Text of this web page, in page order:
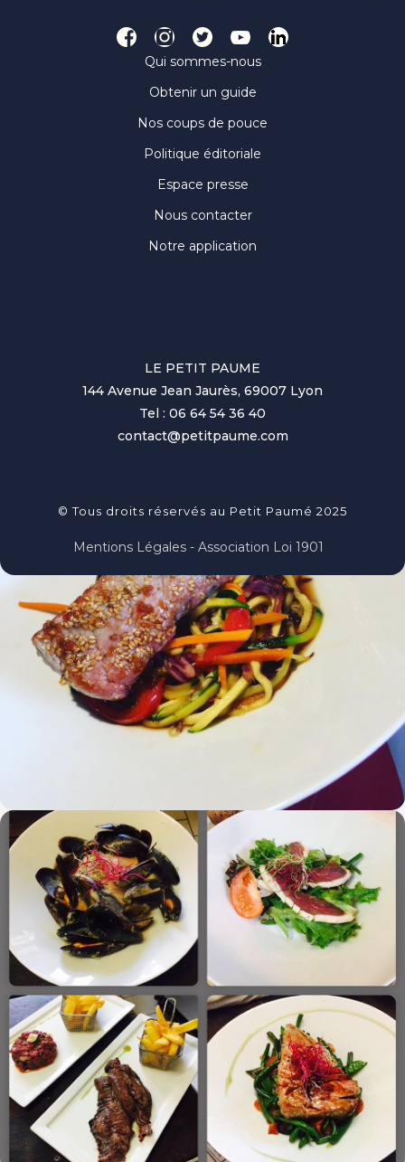
Qui sommes-nous
Obtenir un guide
Nos coups de pouce
Politique éditoriale
Espace presse
Nous contacter
Notre application
LE PETIT PAUME
144 Avenue Jean Jaurès, 69007 Lyon
Tel : 06 64 54 36 40
contact@petitpaume.com
© Tous droits réservés au Petit Paumé 2025
Mentions Légales - Association Loi 1901